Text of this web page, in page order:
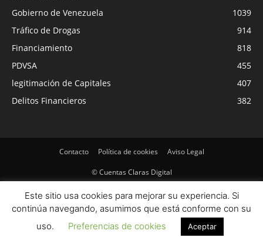
Gobierno de Venezuela
1039
Tráfico de Drogas
914
Financiamiento
818
PDVSA
455
legitimación de Capitales
407
Delitos Financieros
382
Contacto Política de cookies Aviso Legal
© Cuentas Claras Digital
Este sitio usa cookies para mejorar su experiencia. Si
continúa navegando, asumimos que está conforme con su
uso.
Preferencias de cookies Aceptar